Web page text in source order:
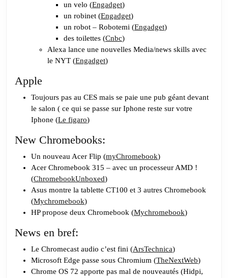
un velo (Engadget)
un robinet (Engadget)
un robot – Robotemi (Engadget)
des toilettes (Cnbc)
Alexa lance une nouvelles Media/news skills avec
le NYT (Engadget)
Apple
Toujours pas au CES mais se paie une pub géant devant
le salon ( ce qui se passe sur Iphone reste sur votre
Iphone (Le figaro)
New Chromebooks:
Un nouveau Acer Flip (myChromebook)
Acer Chromebook 315 – avec un processeur AMD !
(ChromebookUnboxed)
Asus montre la tablette CT100 et 3 autres Chromebook
(Mychromebook)
HP propose deux Chromebook (Mychromebook)
News en bref:
Le Chromecast audio c’est fini (ArsTechnica)
Microsoft Edge passe sous Chromium (TheNextWeb)
Chrome OS 72 apporte pas mal de nouveautés (Hidpi,